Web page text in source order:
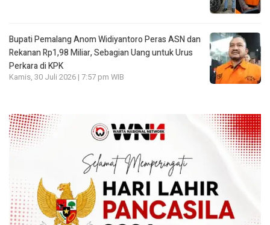
Bupati Pemalang Anom Widiyantoro Peras ASN dan
Rekanan Rp1,98 Miliar, Sebagian Uang untuk Urus
Perkara di KPK
Kamis, 30 Juli 2026 | 7:57 pm WIB